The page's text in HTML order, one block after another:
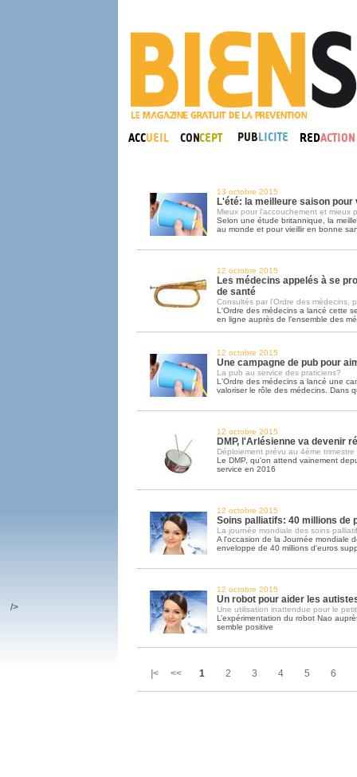
13 octobre 2015
L'été: la meilleure saison pour
Mieux pour l'accouchement et mieux
Selon une étude britannique, la
au monde et pour vieillir en bonne
12 octobre 2015
Les médecins appelés à se
de santé
Consultés par l'Ordre des médecins,
L'Ordre des médecins a lancé cette
en ligne auprès de l'ensemble des
12 octobre 2015
Une campagne de pub pour
La pub au service des praticiens?
L'Ordre des médecins a lancé une
valoriser le rôle des médecins. Dans
12 octobre 2015
DMP, l'Arlésienne va devenir
Déploiement prévu au 4ème trimestre
Le DMP, qu'on attend vainement
service en 2016
12 octobre 2015
Soins palliatifs: 40 millions de
La journée mondiale des soins
A l'occasion de la Journée mondiale
enveloppe de 40 millions d'euros
12 octobre 2015
Un robot pour aider les
Une utilisation inattendue pour le
L’expérimentation du robot Nao
semble positive
|< << 1 2 3 4 5 6
/>